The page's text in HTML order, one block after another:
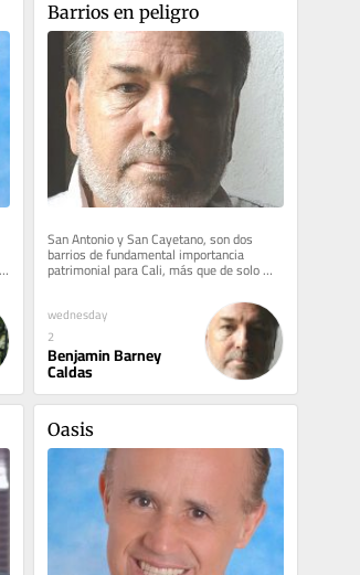
Barrios en peligro
San Antonio y San Cayetano, son dos
barrios de fundamental importancia
patrimonial para Cali, más que de solo
interés cultural, y cuyo uso...
wednesday
2
Benjamin Barney
Caldas
Oasis